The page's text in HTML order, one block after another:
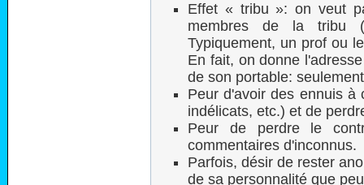
Effet « tribu »: on veut
membres de la tribu
Typiquement, un prof ou
En fait, on donne
de son portable:
Peur d'avoir des ennuis à
indélicats, etc.) et de
Peur de perdre le
commentaires d'inconnus.
Parfois, désir de rester
de sa personnalité que